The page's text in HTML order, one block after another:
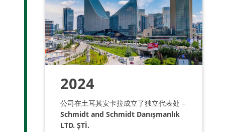
2024
公司在土耳其安卡拉成立了独立代表处 –
Schmidt and Schmidt Danışmanlık
LTD. ŞTİ.